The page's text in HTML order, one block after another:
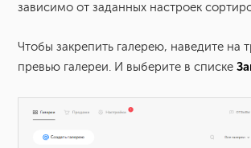
Как настроить страницу «Мое
Как изменить язык для клиентской
«Mail Space и Vigbo»?
Визитка с контактами на тарифе «Mail
зависимо от заданных настроек
Чтобы закрепить галерею, наведите на
превью галереи. И выберите в списке